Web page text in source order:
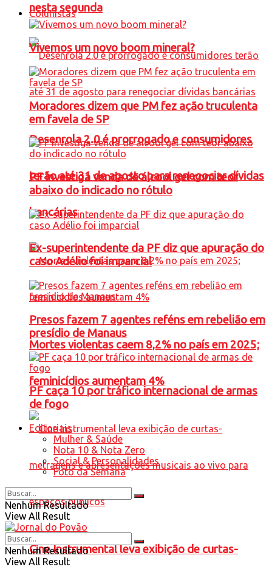
nesta segunda
Desenrola 2.0 é prorrogado e consumidores
terão até 31 de agosto para renegociar dívidas
bancárias
Mortes violentas caem 8,2% no país em 2025;
feminicídios aumentam 4%
Cine Instrumental leva exibição de curtas-
Colunistas
Vivemos um novo boom mineral?
Moradores dizem que PM fez ação truculenta
em favela de SP
PF investiga venda de álcool gel com teor
abaixo do indicado no rótulo
Ex-superintendente da PF diz que apuração do
caso Adélio foi imparcial
Presos fazem 7 agentes reféns em rebelião em
presídio de Manaus
PF caça 10 por tráfico internacional de armas
de fogo
Editoriais
Mulher & Saúde
Nota 10 & Nota Zero
Social & Personalidades
Foto da Semana
Nenhum Resultado
View All Result
Nenhum Resultado
View All Result